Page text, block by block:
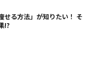
せる方法」が知りたい！ そ
!?